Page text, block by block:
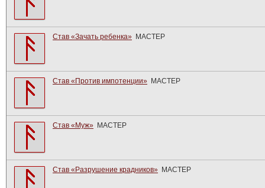
Став «Зачать ребенка» МАСТЕР
Став «Против импотенции» МАСТЕР
Став «Муж» МАСТЕР
Став «Разрушение крадников» МАСТЕР